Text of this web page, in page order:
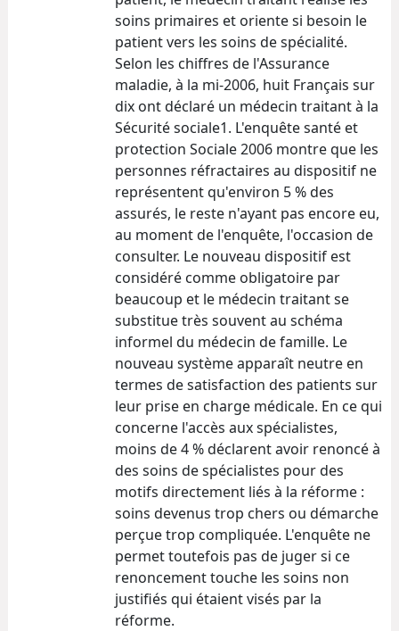
soins primaires et oriente si besoin le
patient vers les soins de spécialité.
Selon les chiffres de l'Assurance
maladie, à la mi-2006, huit Français sur
dix ont déclaré un médecin traitant à la
Sécurité sociale1. L'enquête santé et
protection Sociale 2006 montre que les
personnes réfractaires au dispositif ne
représentent qu'environ 5 % des
assurés, le reste n'ayant pas encore eu,
au moment de l'enquête, l'occasion de
consulter. Le nouveau dispositif est
considéré comme obligatoire par
beaucoup et le médecin traitant se
substitue très souvent au schéma
informel du médecin de famille. Le
nouveau système apparaît neutre en
termes de satisfaction des patients sur
leur prise en charge médicale. En ce qui
concerne l'accès aux spécialistes,
moins de 4 % déclarent avoir renoncé à
des soins de spécialistes pour des
motifs directement liés à la réforme :
soins devenus trop chers ou démarche
perçue trop compliquée. L'enquête ne
permet toutefois pas de juger si ce
renoncement touche les soins non
justifiés qui étaient visés par la
réforme.